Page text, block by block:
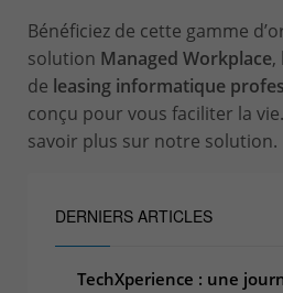
Bénéficiez de cette gamme
solution Managed Workplace,
de leasing informatique
conçu pour vous faciliter la
savoir plus sur notre solution.
DERNIERS ARTICLES
TechXperience : une